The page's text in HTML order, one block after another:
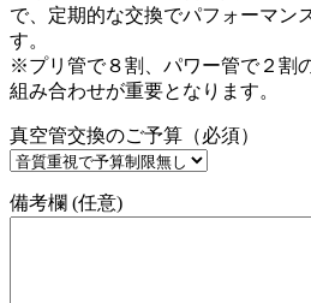
で、定期的な交換でパフォーマン
す。
※プリ管で８割、パワー管で２割
組み合わせが重要となります。
真空管交換のご予算（必須）
備考欄 (任意)